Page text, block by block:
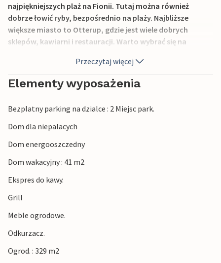
najpiękniejszych plaż na Fionii. Tutaj można również
dobrze łowić ryby, bezpośrednio na plaży. Najbliższe
większe miasto to Otterup, gdzie jest wiele dobrych
sklepów, kawiarni i restauracji. Warto wybrać się na
można zobaczyć zwierzęta żyjące na wolności, zbliżyć się
do manatów i wiele innych. Jest tu również kilka krytych
placów zabaw dla najmłodszych.
Przeczytaj więcej
Elementy wyposażenia
Bezplatny parking na dzialce : 2 Miejsc park.
Dom dla niepalacych
Dom energooszczedny
Dom wakacyjny : 41 m2
Ekspres do kawy.
Grill
Meble ogrodowe.
Odkurzacz.
Ogrod. : 329 m2